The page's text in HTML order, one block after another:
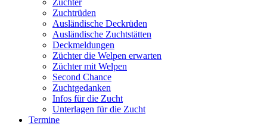
Züchter
Zuchtrüden
Ausländische Deckrüden
Ausländische Zuchtstätten
Deckmeldungen
Züchter die Welpen erwarten
Züchter mit Welpen
Second Chance
Zuchtgedanken
Infos für die Zucht
Unterlagen für die Zucht
Termine